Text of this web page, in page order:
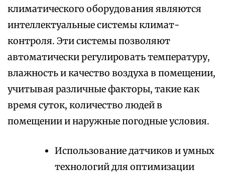
климатического оборудования являются
интеллектуальные системы климат-
контроля. Эти системы позволяют
автоматически регулировать температуру,
влажность и качество воздуха в помещении,
учитывая различные факторы, такие как
время суток, количество людей в
помещении и наружные погодные условия.
Использование датчиков и умных
технологий для оптимизации